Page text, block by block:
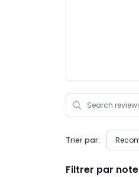
Trier par:
Filtrer par note